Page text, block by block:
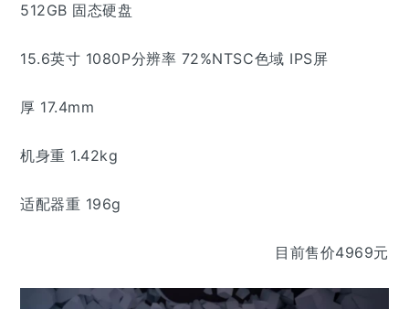
512GB 固态硬盘
15.6英寸 1080P分辨率 72%NTSC色域 IPS屏
厚 17.4mm
机身重 1.42kg
适配器重 196g
目前售价4969元